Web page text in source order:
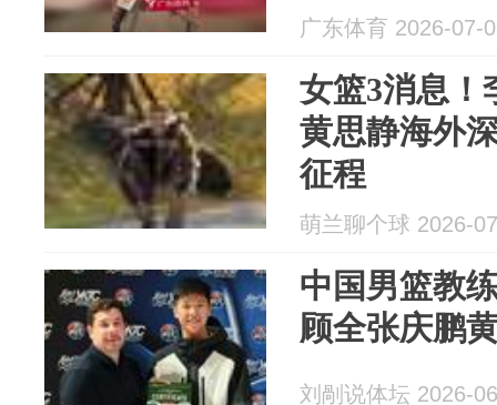
在带动本地
广东体育 2026-07-
女篮3消息！
黄思静海外
征程
萌兰聊个球 2026-
中国男篮教
顾全张庆鹏
刘剮说体坛 2026-